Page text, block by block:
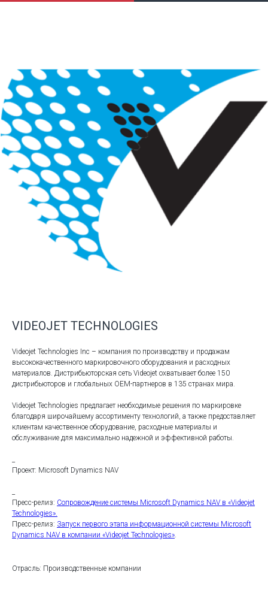
VIDEOJET TECHNOLOGIES
Videojet Technologies Inc – компания по производству и продажам
высококачественного маркировочного оборудования и расходных
материалов. Дистрибьюторская сеть Videojet охватывает более 150
дистрибьюторов и глобальных OEM-партнеров в 135 странах мира.
Videojet Technologies предлагает необходимые решения по маркировке
благодаря широчайшему ассортименту технологий, а также предоставляет
клиентам качественное оборудование, расходные материалы и
обслуживание для максимально надежной и эффективной работы.
Проект: Microsoft Dynamics NAV
Пресс-релиз: Сопровождение системы Microsoft Dynamics NAV в «Videojet
Technologies».
Пресс-релиз: Запуск первого этапа информационной системы Microsoft
Dynamics NAV в компании «Videojet Technologies».
Отрасль: Производственные компании